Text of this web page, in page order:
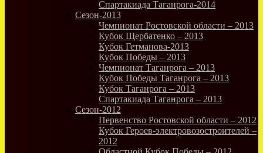
Спартакиада Таганрога-2014
Сезон-2013
Чемпионат Ростовской области – 2013
Кубок Щербатенко – 2013
Кубок Гетманова-2013
Кубок Победы – 2013
Чемпионат Таганрога – 2013
Кубок Победы Таганрога – 2013
Кубок Таганрога – 2013
Спартакиада Таганрога – 2013
Сезон-2012
Первенство Ростовской области – 2012
Кубок Героев-электровозостроителей –
2012